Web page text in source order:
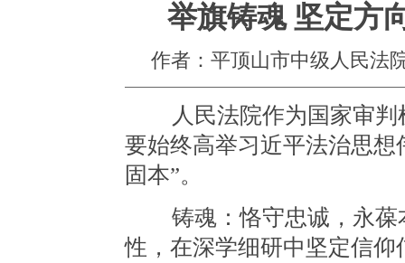
举旗铸魂 坚定方
作者：平顶山市中级人民
人民法院作为国家审判
要始终高举习近平法治思
固本”。
铸魂：恪守忠诚，永葆
性，在深学细研中坚定信仰